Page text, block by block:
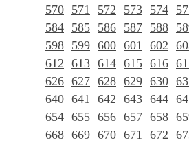
570 571 572 573 574
584 585 586 587 588
598 599 600 601 602
612 613 614 615 616
626 627 628 629 630
640 641 642 643 644
654 655 656 657 658
668 669 670 671 672